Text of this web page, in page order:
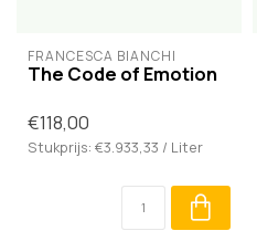
FRANCESCA BIANCHI
The Code of Emotion
€118,00
Stukprijs: €3.933,33 / Liter